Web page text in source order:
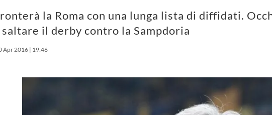
la Roma con una lunga lista di diffidati.
il derby contro la Sampdoria
Apr 2016 | 19:46